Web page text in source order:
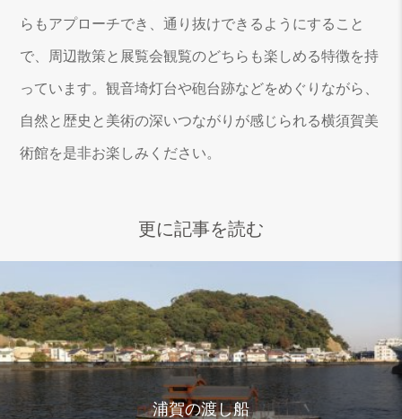
らもアプローチでき、通り抜けできるようにすること
で、周辺散策と展覧会観覧のどちらも楽しめる特徴を持
っています。観音埼灯台や砲台跡などをめぐりながら、
自然と歴史と美術の深いつながりが感じられる横須賀美
術館を是非お楽しみください。
更に記事を読む
浦賀の渡し船